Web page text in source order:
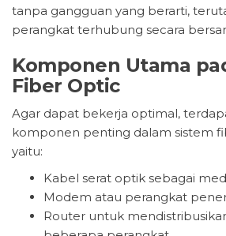
tanpa gangguan yang berarti,
perangkat terhubung secara
Komponen Utama
Fiber Optic
Agar dapat bekerja optimal,
komponen penting dalam sistem
yaitu:
Kabel serat optik sebagai
Modem atau perangkat
Router untuk